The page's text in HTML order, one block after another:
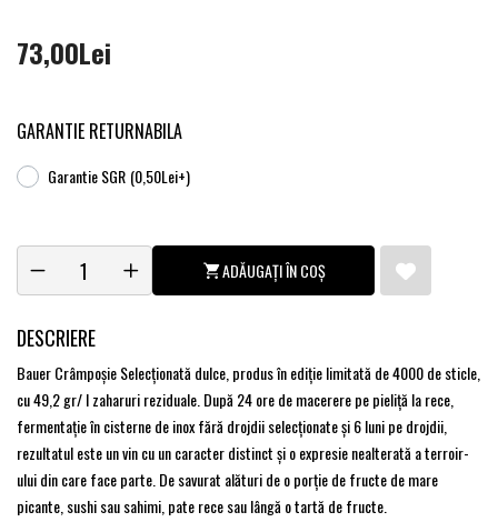
73,00Lei
GARANTIE RETURNABILA
Garantie SGR (0,50Lei+)
ADĂUGAȚI ÎN COȘ
DESCRIERE
Bauer Crâmpoşie Selecţionată dulce, produs în ediţie limitată de 4000 de sticle,
cu 49,2 gr/ l zaharuri reziduale. După 24 ore de macerere pe pieliţă la rece,
fermentație în cisterne de inox fără drojdii selecționate și 6 luni pe drojdii,
rezultatul este un vin cu un caracter distinct și o expresie nealterată a terroir-
ului din care face parte. De savurat alături de o porție de fructe de mare
picante, sushi sau sahimi, pate rece sau lângă o tartă de fructe.